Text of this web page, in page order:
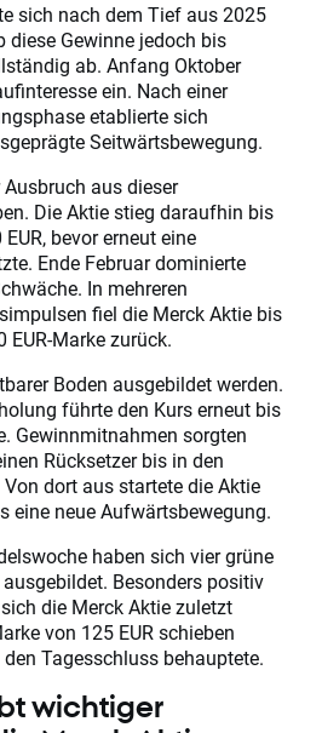
sich nach dem Tief aus 2025
diese Gewinne jedoch bis
ab. Anfang Oktober
ein. Nach einer
etablierte sich
Seitwärtsbewegung.
aus dieser
Die Aktie stieg daraufhin bis
bevor erneut eine
Ende Februar dominierte
In mehreren
fiel die Merck Aktie bis
EUR-Marke zurück.
Boden ausgebildet werden.
führte den Kurs erneut bis
Gewinnmitnahmen sorgten
Rücksetzer bis in den
Von dort aus startete die Aktie
eine neue Aufwärtsbewegung.
haben sich vier grüne
Besonders positiv
die Merck Aktie zuletzt
von 125 EUR schieben
Tagesschluss behauptete.
wichtiger